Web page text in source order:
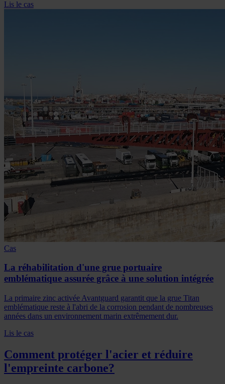
Lis le cas
Cas
La réhabilitation d'une grue portuaire
emblématique assurée grâce à une solution intégrée
La primaire zinc activée Avantguard garantit que la grue Titan
emblématique reste à l'abri de la corrosion pendant de nombreuses
années dans un environnement marin extrêmement dur.
Lis le cas
Comment protéger l'acier et réduire
l'empreinte carbone?